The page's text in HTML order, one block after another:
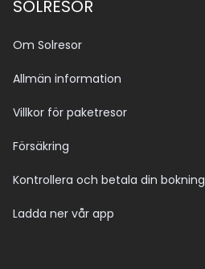
SOLRESOR
Om Solresor
Allmän information
Villkor för paketresor
Försäkring
Kontrollera och betala din bokning
Ladda ner vår app